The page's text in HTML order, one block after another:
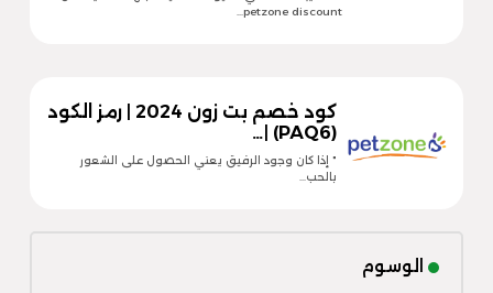
petzone discount…
كود خصم بت زون 2024 | رمز الكود
(PAQ6) |…
" إذا كان وجود الرفيق يعني الحصول على الشعور
بالحب…
الوسوم